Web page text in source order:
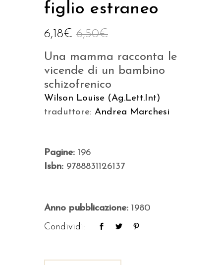
figlio estraneo
6,50€
6,18€
Una mamma racconta le
vicende di un bambino
schizofrenico
Wilson Louise (Ag.Lett.Int)
traduttore: Andrea Marchesi
Pagine: 196
Isbn: 9788831126137
Anno pubblicazione: 1980
Condividi: